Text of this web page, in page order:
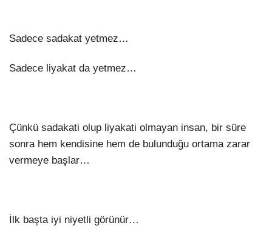
Sadece sadakat yetmez…
Sadece liyakat da yetmez…
Çünkü sadakati olup liyakati olmayan insan, bir süre
sonra hem kendisine hem de bulunduğu ortama zarar
vermeye başlar…
İlk başta iyi niyetli görünür…